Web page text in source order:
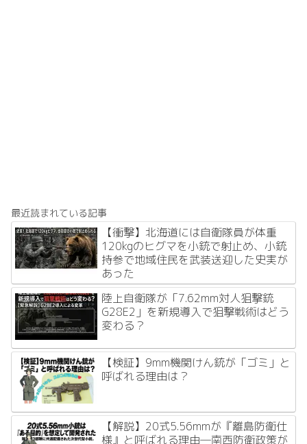
最近読まれている記事
【衝撃】北海道には自衛隊員が体重
120kgのヒグマを小銃で射止め、小銃
持参で地域住民を武装送迎した史実が
あった
陸上自衛隊が「7.62mm対人狙撃銃
G28E2」を新規導入で狙撃戦術はどう
変わる？
【検証】9mm機関けん銃が「ゴミ」と
呼ばれる理由は？
【解説】20式5.56mmが『離島防衛仕
様』と呼ばれる理由―南西防衛政策が